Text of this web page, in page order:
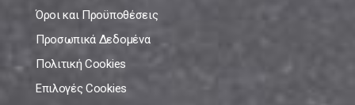
Όροι και Προϋποθέσεις
Προσωπικά Δεδομένα
Πολιτική Cookies
Επιλογές Cookies